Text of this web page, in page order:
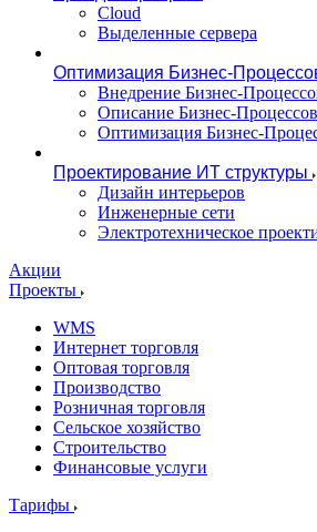
Cloud
Выделенные сервера
Оптимизация Бизнес-
Внедрение Бизнес-
Описание Бизнес-Процессов
Оптимизация Бизнес-
Проектирование ИТ структуры
Дизайн интерьеров
Инженерные сети
Электротехническое
Акции
Проекты
WMS
Интернет торговля
Оптовая торговля
Производство
Розничная торговля
Сельское хозяйство
Строительство
Финансовые услуги
Тарифы